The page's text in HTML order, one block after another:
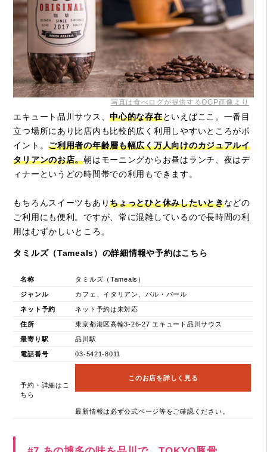
写真は食べログが提供するOGP画像より
エキュート品川サウス、中心的な存在といえばここ。一番目
立つ場所にあり比店内も比較的広く利用しやすいところがポ
イント。ご利用者の年齢層も幅広く万人向けのカジュアルイ
タリアンのお店。朝はモーニングからお昼はランチ、夜はデ
ィナーというどの時間帯での利用もできます。
もちろんスイーツもありちょっとひと休みしたいときなどの
ご利用にも便利。ですが、常に混雑しているので長時間の利
用はむずかしいところ。
タミルズ（Tameals）の詳細情報や予約はこちら
名称 タミルズ（Tameals）
ジャンル カフェ、イタリアン、バル・バール
ネット予約 ネット予約は未対応
住所 東京都港区高輪3-26-27 エキュート品川サウス
最寄り駅 品川駅
電話番号 03-5421-8011
予約・詳細はこ
ちら
このお店を詳しく見る
最新情報は必ず公式ページ等をご確認ください。